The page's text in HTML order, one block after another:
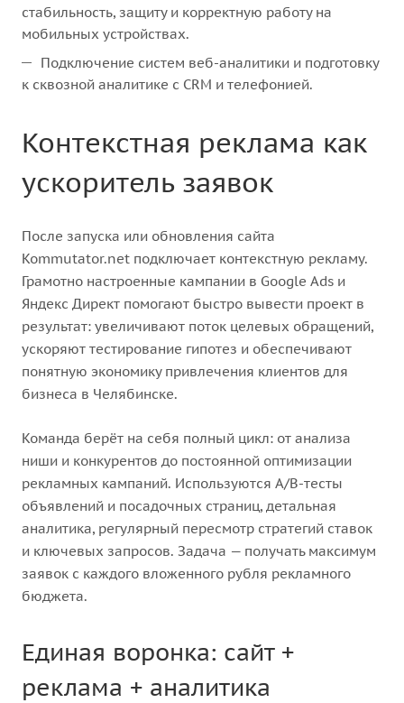
стабильность, защиту и корректную работу на
мобильных устройствах.
Подключение систем веб-аналитики и подготовку
к сквозной аналитике с CRM и телефонией.
Контекстная реклама как
ускоритель заявок
После запуска или обновления сайта
Kommutator.net подключает контекстную рекламу.
Грамотно настроенные кампании в Google Ads и
Яндекс Директ помогают быстро вывести проект в
результат: увеличивают поток целевых обращений,
ускоряют тестирование гипотез и обеспечивают
понятную экономику привлечения клиентов для
бизнеса в Челябинске.
Команда берёт на себя полный цикл: от анализа
ниши и конкурентов до постоянной оптимизации
рекламных кампаний. Используются A/B-тесты
объявлений и посадочных страниц, детальная
аналитика, регулярный пересмотр стратегий ставок
и ключевых запросов. Задача — получать максимум
заявок с каждого вложенного рубля рекламного
бюджета.
Единая воронка: сайт +
реклама + аналитика